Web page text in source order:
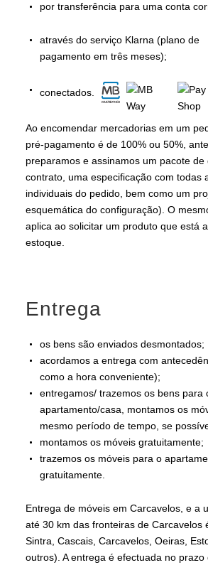
por transferência para uma conta
através do serviço Klarna (plano de
pagamento em três meses);
conectados.
Ao encomendar mercadorias em um
pré-pagamento é de 100% ou 50%,
preparamos e assinamos um pacote de
contrato, uma especificação com todas
individuais do pedido, bem como um
esquemática do configuração). O
aplica ao solicitar um produto que está
estoque.
Entrega
os bens são enviados desmontados;
acordamos a entrega com
como a hora conveniente);
entregamos/ trazemos os bens para
apartamento/casa, montamos os
mesmo período de tempo, se
montamos os móveis gratuitamente;
trazemos os móveis para o
gratuitamente.
Entrega de móveis em Carcavelos, e a
até 30 km das fronteiras de Carcavelos
Sintra, Cascais, Carcavelos, Oeiras,
outros). A entrega é efectuada no prazo